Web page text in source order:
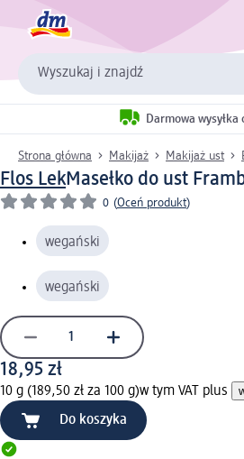
Wyszukaj i znajdź
Darmowa wysyłka
Strona główna Makijaż Makijaż ust
Flos LekMasełko do ust
0 (Oceń produkt)
wegański
wegański
18,95 zł
10 g (189,50 zł za 100 g)w tym VAT plus
Do koszyka